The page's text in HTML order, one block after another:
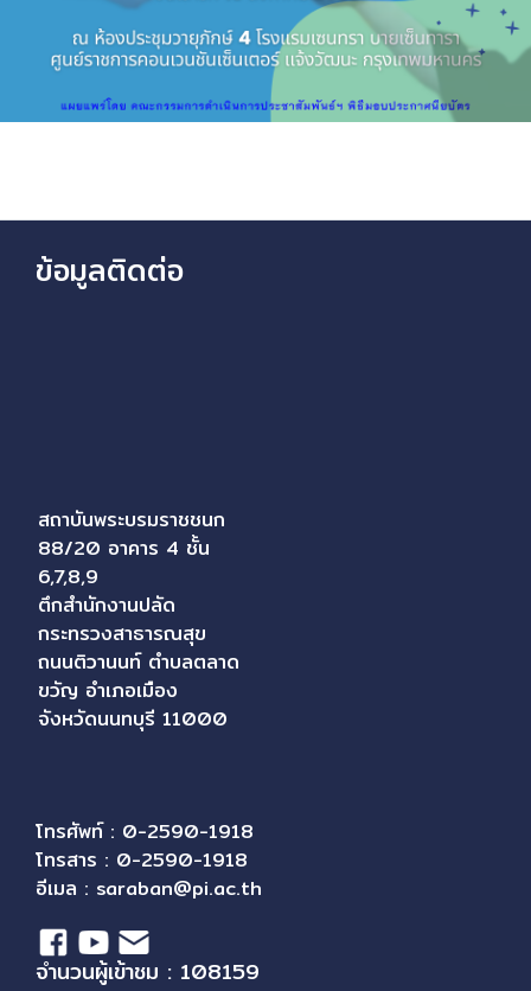
ข้อมูลติดต่อ
สถาบันพระบรมราชชนก
88/20 อาคาร 4 ชั้น
6,7,8,9
ตึกสำนักงานปลัด
กระทรวงสาธารณสุข
ถนนติวานนท์ ตำบลตลาด
ขวัญ อำเภอเมือง
จังหวัดนนทบุรี 11000
โทรศัพท์ : 0-2590-1918
โทรสาร : 0-2590-1918
อีเมล : saraban@pi.ac.th
จำนวนผู้เข้าชม : 108159